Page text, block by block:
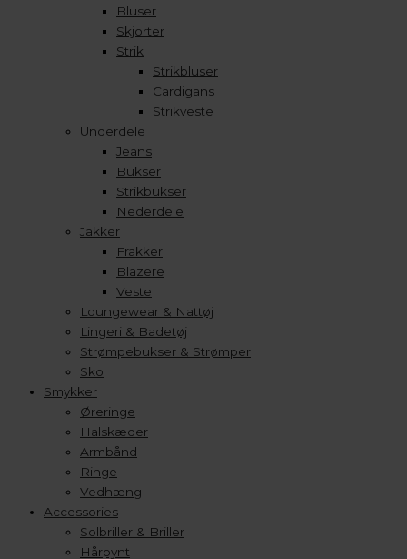
Bluser
Skjorter
Strik
Strikbluser
Cardigans
Strikveste
Underdele
Jeans
Bukser
Strikbukser
Nederdele
Jakker
Frakker
Blazere
Veste
Loungewear & Nattøj
Lingeri & Badetøj
Strømpebukser & Strømper
Sko
Smykker
Øreringe
Halskæder
Armbånd
Ringe
Vedhæng
Accessories
Solbriller & Briller
Hårpynt